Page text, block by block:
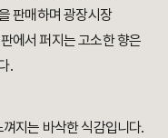
판매하며 광장시장
에서 퍼지는 고소한 향은
.
지는 바삭한 식감입니다.